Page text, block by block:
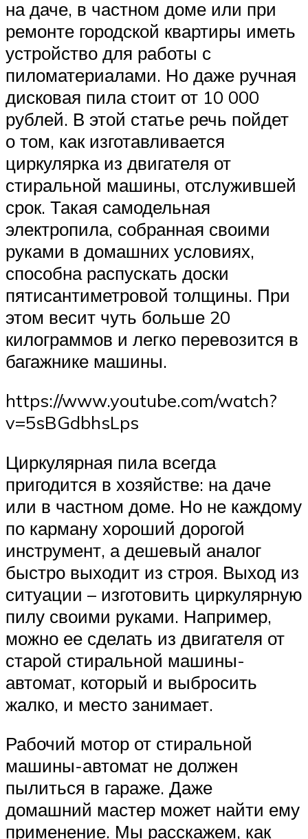
на даче, в частном доме или при
ремонте городской квартиры иметь
устройство для работы с
пиломатериалами. Но даже ручная
дисковая пила стоит от 10 000
рублей. В этой статье речь пойдет
о том, как изготавливается
циркулярка из двигателя от
стиральной машины, отслужившей
срок. Такая самодельная
электропила, собранная своими
руками в домашних условиях,
способна распускать доски
пятисантиметровой толщины. При
этом весит чуть больше 20
килограммов и легко перевозится в
багажнике машины.
https://www.youtube.com/watch?
v=5sBGdbhsLps
Циркулярная пила всегда
пригодится в хозяйстве: на даче
или в частном доме. Но не каждому
по карману хороший дорогой
инструмент, а дешевый аналог
быстро выходит из строя. Выход из
ситуации – изготовить циркулярную
пилу своими руками. Например,
можно ее сделать из двигателя от
старой стиральной машины-
автомат, который и выбросить
жалко, и место занимает.
Рабочий мотор от стиральной
машины-автомат не должен
пылиться в гараже. Даже
домашний мастер может найти ему
применение. Мы расскажем, как